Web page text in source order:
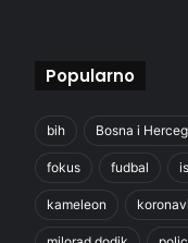
Popularno
bih Bosna i
fokus fudbal
kameleon